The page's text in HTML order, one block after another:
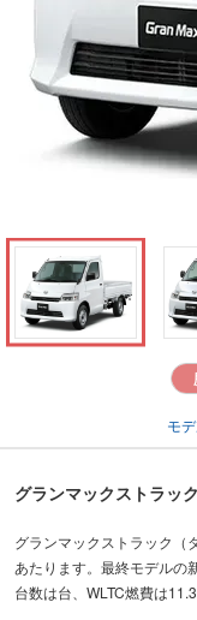
モ
グランマックストラッ
グランマックストラック（
あたります。最終モデルの
台数は台、WLTC燃費は